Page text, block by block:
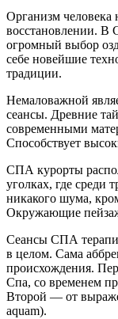
Организм человека
восстановлении. В
огромный выбор
себе новейшие
традиции.
Немаловажной
сеансы. Древние
современными
Способствует
СПА курорты
уголках, где среди
никакого шума,
Окружающие
Сеансы СПА
в целом. Сама
происхождения.
Спа, со временем
Второй — от
aquam).